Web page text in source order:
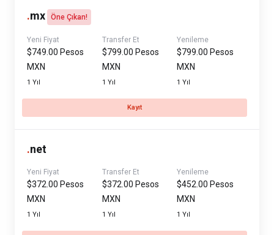
.mx Öne Çıkan!
Yeni Fiyat
$749.00 Pesos
MXN
1 Yıl
Transfer Et
$799.00 Pesos
MXN
1 Yıl
Yenileme
$799.00 Pesos
MXN
1 Yıl
Kayıt
.net
Yeni Fiyat
$372.00 Pesos
MXN
1 Yıl
Transfer Et
$372.00 Pesos
MXN
1 Yıl
Yenileme
$452.00 Pesos
MXN
1 Yıl